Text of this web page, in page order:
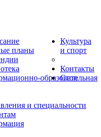
планы
образовательная
и специальности
Культура
и спорт
Контакты
Стоп